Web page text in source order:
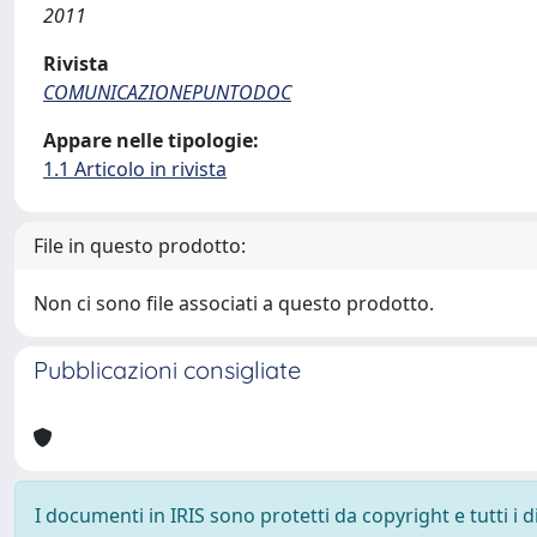
2011
Rivista
COMUNICAZIONEPUNTODOC
Appare nelle tipologie:
1.1 Articolo in rivista
File in questo prodotto:
Non ci sono file associati a questo prodotto.
Pubblicazioni consigliate
I documenti in IRIS sono protetti da copyright e tutti i